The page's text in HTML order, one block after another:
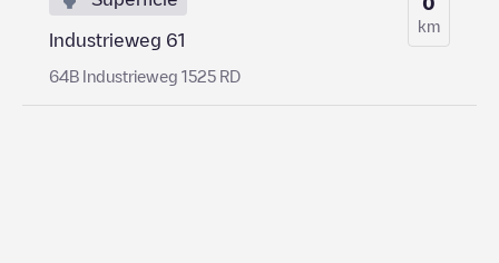
Industrieweg 61
64B Industrieweg 1525 RD
km